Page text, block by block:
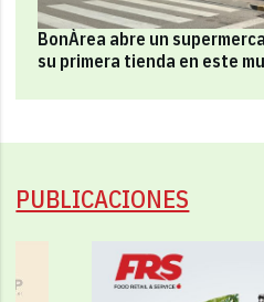
BonÀrea abre un
su primera tienda en este
PUBLICACIONES